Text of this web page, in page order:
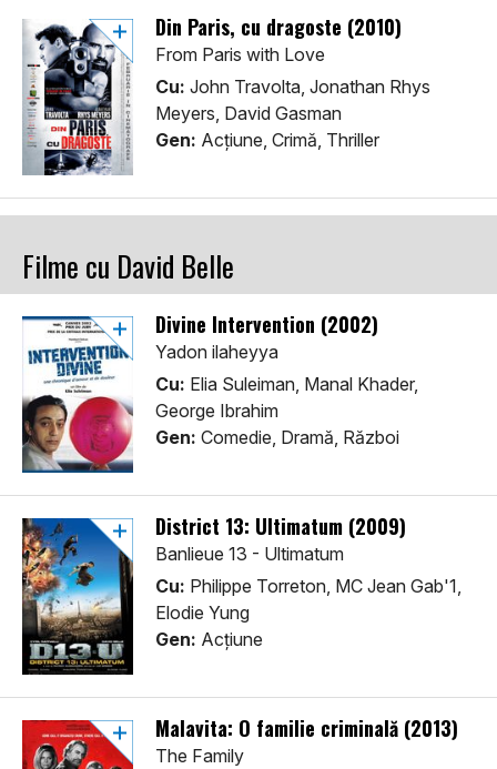
Din Paris, cu dragoste (2010)
From Paris with Love
Cu: John Travolta, Jonathan Rhys
Meyers, David Gasman
Gen: Acţiune, Crimă, Thriller
Filme cu David Belle
Divine Intervention (2002)
Yadon ilaheyya
Cu: Elia Suleiman, Manal Khader,
George Ibrahim
Gen: Comedie, Dramă, Război
District 13: Ultimatum (2009)
Banlieue 13 - Ultimatum
Cu: Philippe Torreton, MC Jean Gab'1,
Elodie Yung
Gen: Acţiune
Malavita: O familie criminală (2013)
The Family